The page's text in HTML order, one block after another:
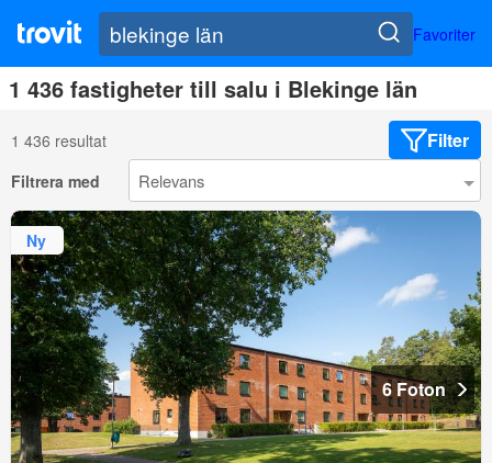
Favoriter
1 436 fastigheter till salu i Blekinge län
1 436 resultat Filter
Filtrera med
Ny
6 Foton